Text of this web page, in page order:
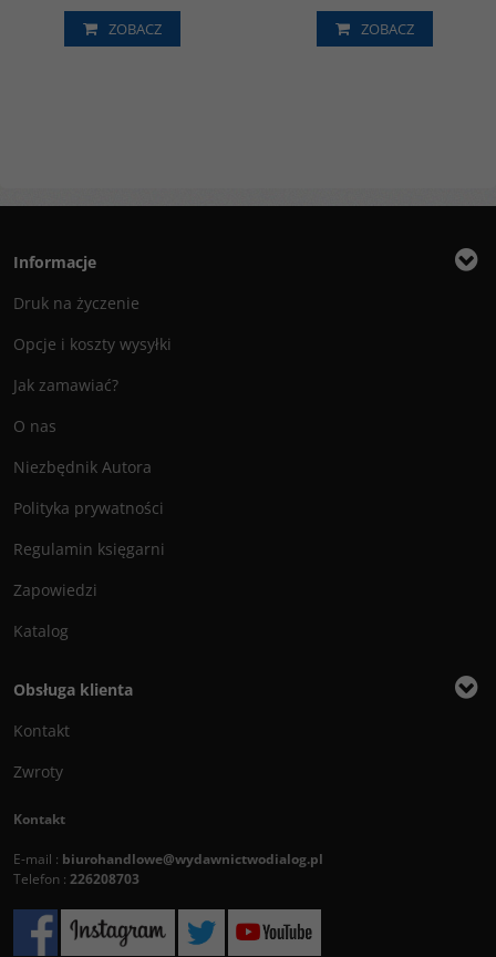
ZOBACZ ZOBACZ
Informacje
Druk na życzenie
Opcje i koszty wysyłki
Jak zamawiać?
O nas
Niezbędnik Autora
Polityka prywatności
Regulamin księgarni
Zapowiedzi
Katalog
Obsługa klienta
Kontakt
Zwroty
Kontakt
E-mail : biurohandlowe@wydawnictwodialog.pl
Telefon : 226208703